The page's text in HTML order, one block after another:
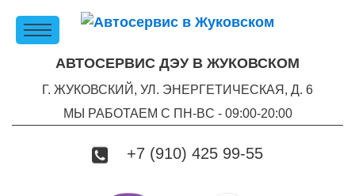
АВТОСЕРВИС ДЭУ В ЖУКОВСКОМ
Г. ЖУКОВСКИЙ, УЛ. ЭНЕРГЕТИЧЕСКАЯ, Д. 6
МЫ РАБОТАЕМ С ПН-ВC - 09:00-20:00
+7 (910) 425 99-55